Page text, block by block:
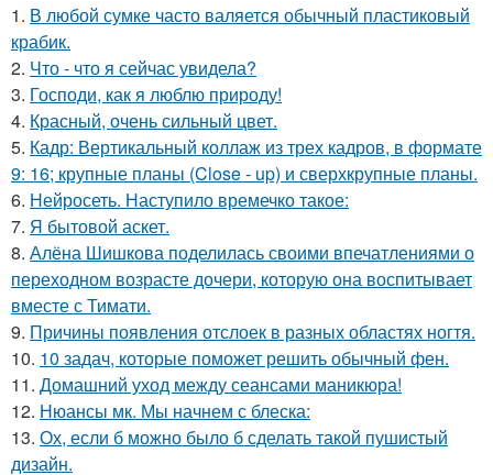
1. В любой сумке часто валяется обычный пластиковый
крабик.
2. Что - что я сейчас увидела?
3. Господи, как я люблю природу!
4. Красный, очень сильный цвет.
5. Кадр: Вертикальный коллаж из трех кадров, в формате
9: 16; крупные планы (Close - up) и сверхкрупные планы.
6. Нейросеть. Наступило времечко такое:
7. Я бытовой аскет.
8. Алёна Шишкова поделилась своими впечатлениями о
переходном возрасте дочери, которую она воспитывает
вместе с Тимати.
9. Причины появления отслоек в разных областях ногтя.
10. 10 задач, которые поможет решить обычный фен.
11. Домашний уход между сеансами маникюра!
12. Нюансы мк. Мы начнем с блеска:
13. Ох, если б можно было б сделать такой пушистый
дизайн.